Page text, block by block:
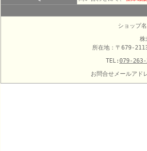
ショップ名
株
所在地：〒679-
TEL:079-263-
お問合せメールアド